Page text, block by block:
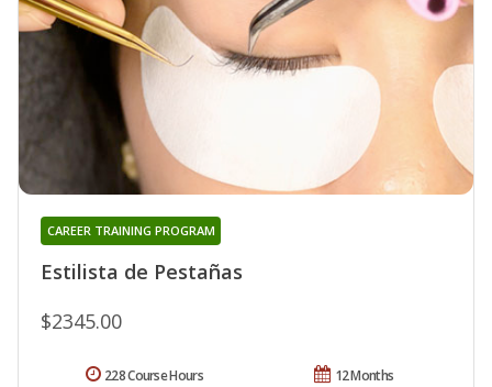
Estilista de Pestañas
CAREER TRAINING PROGRAM
$2345.00
12 Months
228 Course Hours